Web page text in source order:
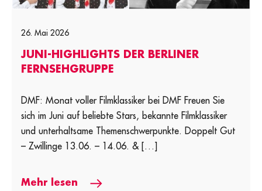
26. Mai 2026
JUNI-HIGHLIGHTS DER BERLINER
FERNSEHGRUPPE
DMF: Monat voller Filmklassiker bei DMF Freuen Sie
sich im Juni auf beliebte Stars, bekannte Filmklassiker
und unterhaltsame Themenschwerpunkte. Doppelt Gut
– Zwillinge 13.06. – 14.06. & […]
Mehr lesen